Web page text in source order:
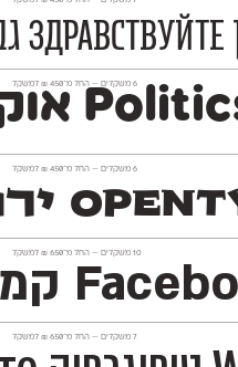
‫6 משקלים — החל מ־ 450
₪למשקל
‫6 משקלים — החל מ־450
₪למשקל
‫10 משקלים — החל מ־650
₪למשקל
‫7 משקלים — החל מ־ 650
₪למשקל